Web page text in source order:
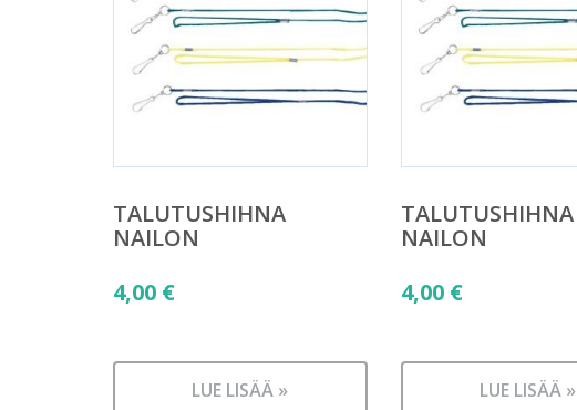
TALUTUSHIHNA
NAILON
4,00 €
LUE LISÄÄ »
TALUTUSHIHNA
NAILON
4,00 €
LUE LISÄÄ »